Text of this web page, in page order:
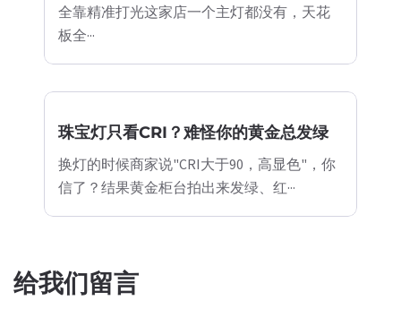
全靠精准打光这家店一个主灯都没有，天花
板全···
珠宝灯只看CRI？难怪你的黄金总发绿
换灯的时候商家说"CRI大于90，高显色"，你
信了？结果黄金柜台拍出来发绿、红···
给我们留言